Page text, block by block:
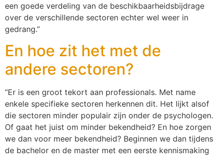
een goede verdeling van de beschikbaarheidsbijdrage
over de verschillende sectoren echter wel weer in
gedrang.”
En hoe zit het met de
andere sectoren?
“Er is een groot tekort aan professionals. Met name
enkele specifieke sectoren herkennen dit. Het lijkt alsof
die sectoren minder populair zijn onder de psychologen.
Of gaat het juist om minder bekendheid? En hoe zorgen
we dan voor meer bekendheid? Beginnen we dan tijdens
de bachelor en de master met een eerste kennismaking